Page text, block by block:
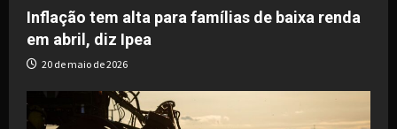
o
n
Inflação tem alta para famílias de baixa renda
em abril, diz Ipea
20 de maio de 2026